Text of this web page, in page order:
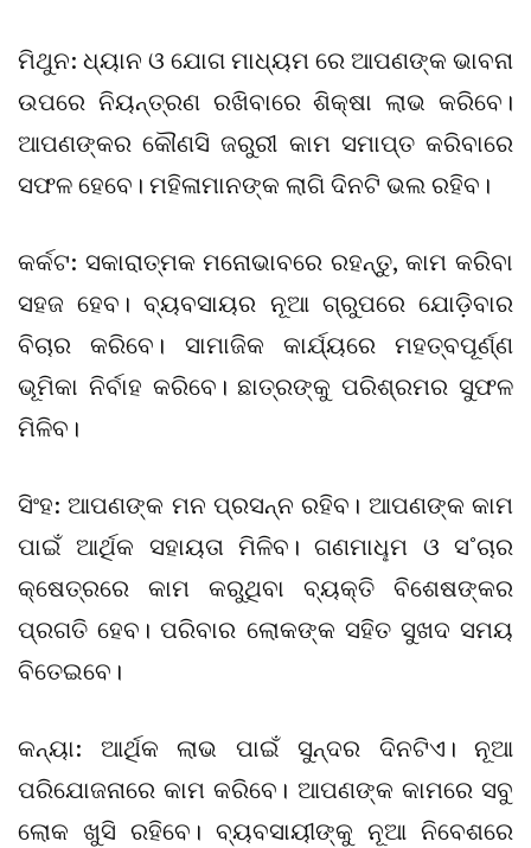
ମିଥୁନ: ଧ୍ୟାନ ଓ ଯୋଗ ମାଧ୍ୟମ ରେ ଆପଣଙ୍କ ଭାବନା
ଉପରେ ନିୟନ୍ତ୍ରଣ ରଖିବାରେ ଶିକ୍ଷା ଲାଭ କରିବେ।
ଆପଣଙ୍କର କୌଣସି ଜରୁରୀ କାମ ସମାପ୍ତ କରିବାରେ
ସଫଳ ହେବେ। ମହିଳାମାନଙ୍କ ଲାଗି ଦିନଟି ଭଲ ରହିବ।
କର୍କଟ: ସକାରାତ୍ମକ ମନୋଭାବରେ ରହନ୍ତୁ, କାମ କରିବା
ସହଜ ହେବ। ବ୍ୟବସାୟର ନୂଆ ଗ୍ରୁପରେ ଯୋଡ଼ିବାର
ବିଚାର କରିବେ। ସାମାଜିକ କାର୍ଯ୍ୟରେ ମହତ୍ବପୂର୍ଣ୍ଣ
ଭୂମିକା ନିର୍ବାହ କରିବେ। ଛାତ୍ରଙ୍କୁ ପରିଶ୍ରମର ସୁଫଳ
ମିଳିବ।
ସିଂହ: ଆପଣଙ୍କ ମନ ପ୍ରସନ୍ନ ରହିବ। ଆପଣଙ୍କ କାମ
ପାଇଁ ଆର୍ଥିକ ସହାୟତା ମିଳିବ। ଗଣମାଧୢମ ଓ ସ˚ଚାର
କ୍ଷେତ୍ରରେ କାମ କରୁଥିବା ବ୍ୟକ୍ତି ବିଶେଷଙ୍କର
ପ୍ରଗତି ହେବ। ପରିବାର ଲୋକଙ୍କ ସହିତ ସୁଖଦ ସମୟ
ବିତେଇବେ।
କନ୍ୟା: ଆର୍ଥିକ ଲାଭ ପାଇଁ ସୁନ୍ଦର ଦିନଟିଏ। ନୂଆ
ପରିଯୋଜନାରେ କାମ କରିବେ। ଆପଣଙ୍କ କାମରେ ସବୁ
ଲୋକ ଖୁସି ରହିବେ। ବ୍ୟବସାୟୀଙ୍କୁ ନୂଆ ନିବେଶରେ